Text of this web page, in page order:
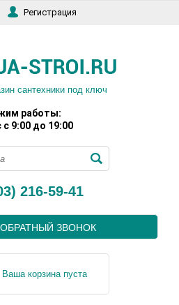
Регистрация
сантехники под ключ
работы:
с 9:00 до 19:00
216-59-41
ОБРАТНЫЙ ЗВОНОК
Ваша корзина пуста